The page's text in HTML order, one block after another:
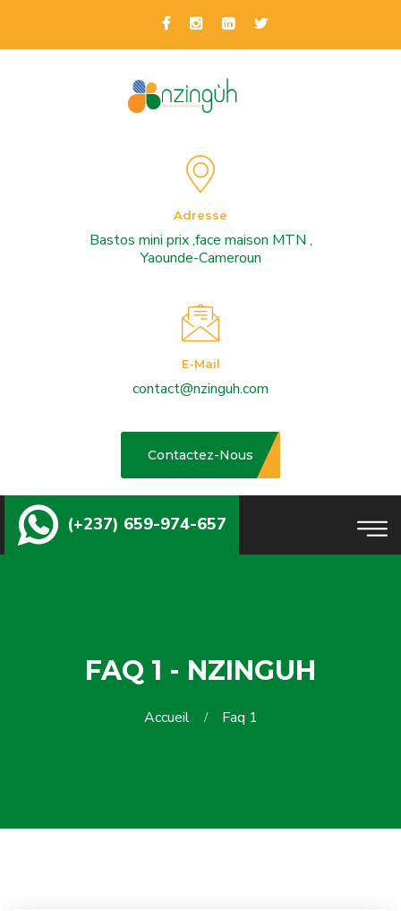
Adresse
Bastos mini prix ,face maison MTN ,
Yaounde-Cameroun
E-Mail
contact@nzinguh.com
Contactez-Nous
(+237) 659-974-657
FAQ 1 - NZINGUH
Accueil Faq 1